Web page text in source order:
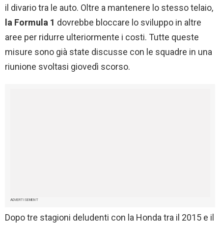
il divario tra le auto. Oltre a mantenere lo stesso telaio,
la Formula 1 dovrebbe bloccare lo sviluppo in altre
aree per ridurre ulteriormente i costi. Tutte queste
misure sono già state discusse con le squadre in una
riunione svoltasi giovedì scorso.
ADVERTISEMENT
Dopo tre stagioni deludenti con la Honda tra il 2015 e il